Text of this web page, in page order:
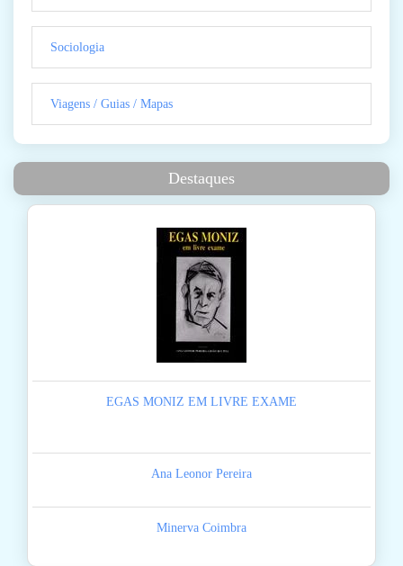
Sociologia
Viagens / Guias / Mapas
Destaques
EGAS MONIZ EM LIVRE EXAME
Ana Leonor Pereira
Minerva Coimbra